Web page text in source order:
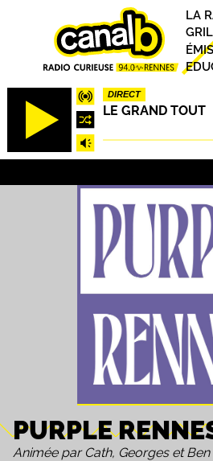
DIRECT
LE GRAND TOUT
LA
PURPLE
Animée par Cath, Georges et Ben